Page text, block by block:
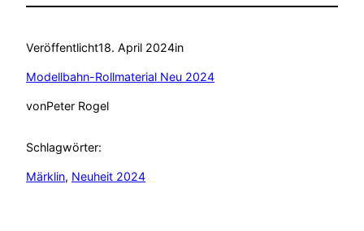
Veröffentlicht18. April 2024in
Modellbahn-Rollmaterial Neu 2024
vonPeter Rogel
Schlagwörter:
Märklin, Neuheit 2024